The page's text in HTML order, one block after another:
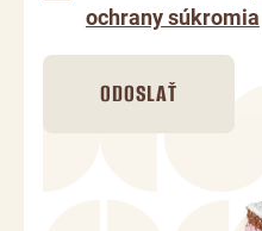
ochrany súkromia
ODOSLAŤ